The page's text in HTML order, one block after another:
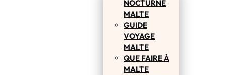
NOCTURNE
MALTE
GUIDE
VOYAGE
MALTE
QUE FAIRE À
MALTE